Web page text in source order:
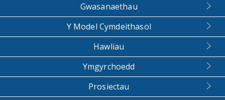
Gwasanaethau
Y Model Cymdeithasol
Hawliau
Ymgyrchoedd
Prosiectau